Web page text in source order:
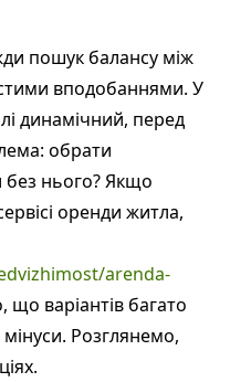
пошук балансу між
вподобаннями. У
динамічний, перед
обрати
нього? Якщо
оренди житла,
arenda-
що варіантів багато
Розглянемо,